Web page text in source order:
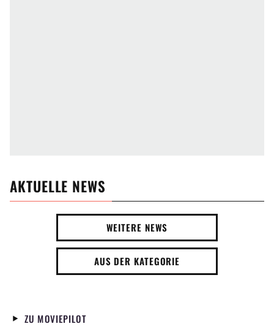
AKTUELLE NEWS
WEITERE NEWS
AUS DER KATEGORIE
ZU MOVIEPILOT